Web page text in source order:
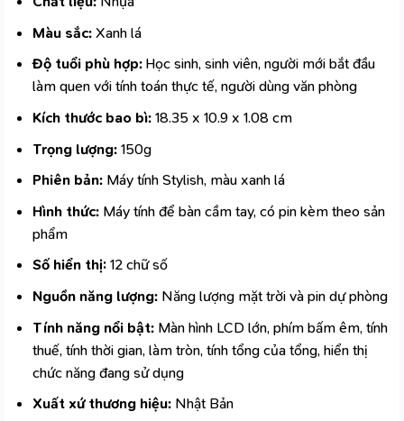
Màu sắc:Xanh lá
Độ tuổi phù hợp:Học sinh, sinh viên, người mới bắt đầu
làm quen với tính toán thực tế, người dùng văn phòng
Kích thước bao bì:18.35 x 10.9 x 1.08 cm
Trọng lượng:150g
Phiên bản:Máy tính Stylish, màu xanh lá
Hình thức:Máy tính để bàn cầm tay, có pin kèm theo sản
phẩm
Số hiển thị:12 chữ số
Nguồn năng lượng:Năng lượng mặt trời và pin dự phòng
Tính năng nổi bật:Màn hình LCD lớn, phím bấm êm, tính
thuế, tính thời gian, làm tròn, tính tổng của tổng, hiển thị
chức năng đang sử dụng
Xuất xứ thương hiệu:Nhật Bản